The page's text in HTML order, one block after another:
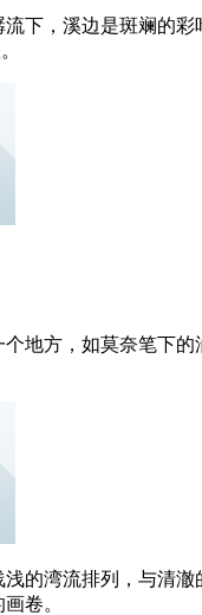
下，溪边是斑斓的彩
地方，如莫奈笔下的
的湾流排列，与清澈
卷。